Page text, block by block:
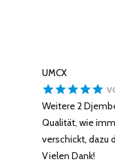
UMCX
Weitere 2
Qualität, wie
verschickt, dazu
Vielen Dank!